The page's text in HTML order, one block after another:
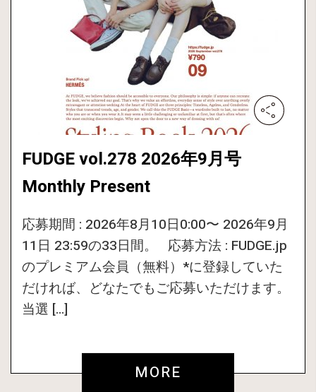
FUDGE vol.278 2026年9月号
Monthly Present
応募期間 : 2026年8月10日0:00〜 2026年9月
11日 23:59の33日間。 応募方法 : FUDGE.jp
のプレミアム会員（無料）*に登録していた
だければ、どなたでもご応募いただけます。
当選 […]
MORE